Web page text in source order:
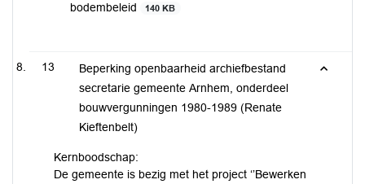
bodembeleid
140 KB
13
Beperking openbaarheid archiefbestand
secretarie gemeente Arnhem, onderdeel
bouwvergunningen 1980-1989 (Renate
Kieftenbelt)
Kernboodschap:
De gemeente is bezig met het project ‘’Bewerken